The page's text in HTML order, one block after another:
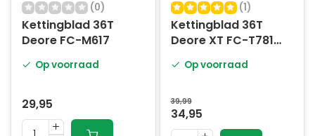
(0)
Kettingblad 36T
Deore FC-M617
Op voorraad
29,95
(1)
Kettingblad 36T
Deore XT FC-T781
Op voorraad
39,99
34,95